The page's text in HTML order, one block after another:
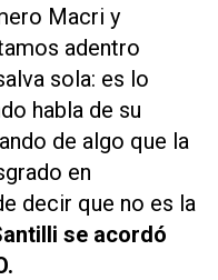
Macri y
adentro
sola: es lo
habla de su
de algo que la
en
decir que no es la
se acordó